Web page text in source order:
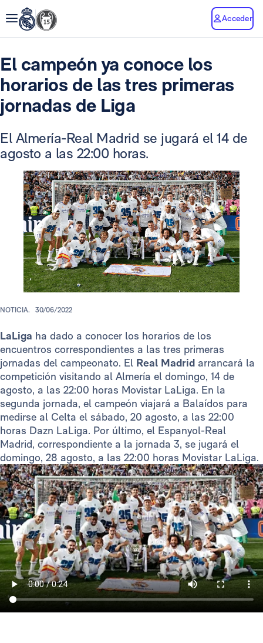
Acceder
El campeón ya conoce los
horarios de las tres primeras
jornadas de Liga
El Almería-Real Madrid se jugará el 14 de
agosto a las 22:00 horas.
NOTICIA. 30/06/2022
LaLiga ha dado a conocer los horarios de los
encuentros correspondientes a las tres primeras
jornadas del campeonato. El Real Madrid arrancará la
competición visitando al Almería el domingo, 14 de
agosto, a las 22:00 horas Movistar LaLiga. En la
segunda jornada, el campeón viajará a Balaídos para
medirse al Celta el sábado, 20 agosto, a las 22:00
horas Dazn LaLiga. Por último, el Espanyol-Real
Madrid, correspondiente a la jornada 3, se jugará el
domingo, 28 agosto, a las 22:00 horas Movistar LaLiga.